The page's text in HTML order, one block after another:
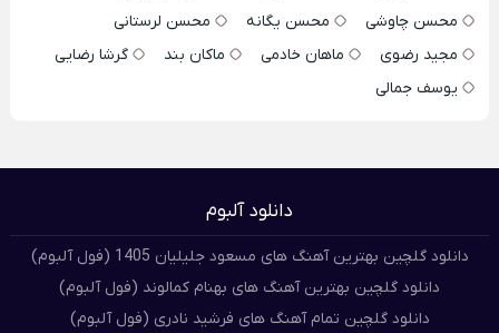
محسن چاوشی
محسن یگانه
محسن لرستانی
مجید رضوی
ماهان خادمی ماکان بند
گرشا رضایی
یوسف جمالی
دانلود آلبوم
دانلود گلچین بهترین آهنگ های مسعود جلیلیان 1405 (فول آلبوم)
دانلود گلچین بهترین آهنگ های بهنام کمالوند (فول آلبوم)
دانلود گلچین تمام آهنگ های فرشید نادری (فول آلبوم)